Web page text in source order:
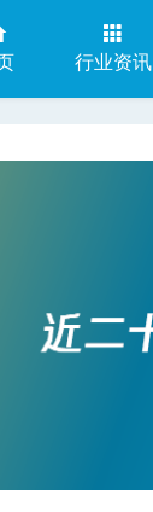
行业资讯